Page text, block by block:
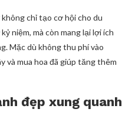
chỉ tạo cơ hội cho du
niệm, mà còn mang lại lợi ích
Mặc dù không thu phí vào
và mua hoa đã giúp tăng thêm
đẹp xung quanh